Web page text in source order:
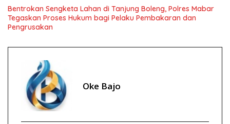
Bentrokan Sengketa Lahan di Tanjung Boleng, Polres Mabar
Tegaskan Proses Hukum bagi Pelaku Pembakaran dan
Pengrusakan
Oke Bajo